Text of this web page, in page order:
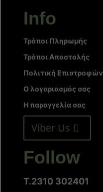
Info
Τρόποι Πληρωμής
Τρόποι Αποστολής
Πολιτική Επιστροφών
Ο λογαριασμός σας
Η παραγγελία σας
Viber Us
Follow
T.2310 302401